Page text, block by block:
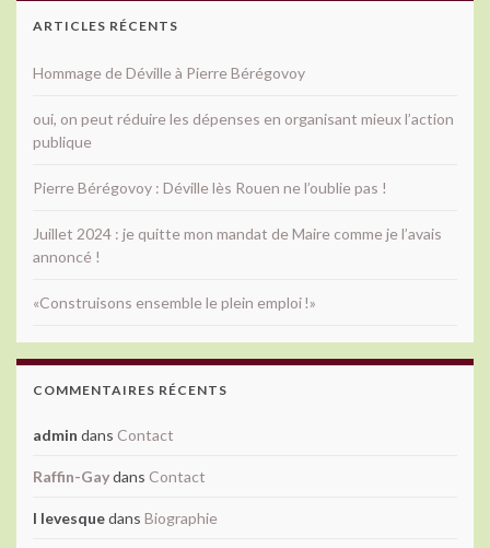
ARTICLES RÉCENTS
Hommage de Déville à Pierre Bérégovoy
oui, on peut réduire les dépenses en organisant mieux l’action
publique
Pierre Bérégovoy : Déville lès Rouen ne l’oublie pas !
Juillet 2024 : je quitte mon mandat de Maire comme je l’avais
annoncé !
«Construisons ensemble le plein emploi !»
COMMENTAIRES RÉCENTS
admin dans Contact
Raffin-Gaydans Contact
l levesquedans Biographie